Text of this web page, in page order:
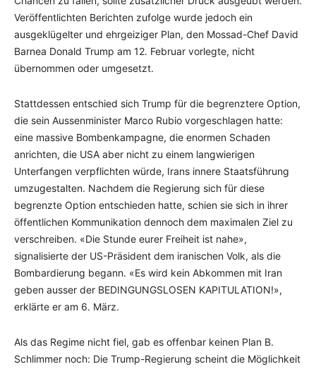
Veröffentlichten Berichten zufolge wurde jedoch ein
ausgeklügelter und ehrgeiziger Plan, den Mossad-Chef David
Barnea Donald Trump am 12. Februar vorlegte, nicht
übernommen oder umgesetzt.
Stattdessen entschied sich Trump für die begrenztere Option,
die sein Aussenminister Marco Rubio vorgeschlagen hatte:
eine massive Bombenkampagne, die enormen Schaden
anrichten, die USA aber nicht zu einem langwierigen
Unterfangen verpflichten würde, Irans innere Staatsführung
umzugestalten. Nachdem die Regierung sich für diese
begrenzte Option entschieden hatte, schien sie sich in ihrer
öffentlichen Kommunikation dennoch dem maximalen Ziel zu
verschreiben. «Die Stunde eurer Freiheit ist nahe»,
signalisierte der US-Präsident dem iranischen Volk, als die
Bombardierung begann. «Es wird kein Abkommen mit Iran
geben ausser der BEDINGUNGSLOSEN KAPITULATION!»,
erklärte er am 6. März.
Als das Regime nicht fiel, gab es offenbar keinen Plan B.
Schlimmer noch: Die Trump-Regierung scheint die Möglichkeit